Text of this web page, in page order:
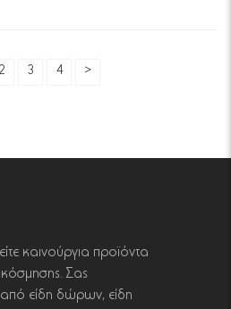
3 4 >
καινούργια προϊόντα
Σας
είδη δώρων, είδη